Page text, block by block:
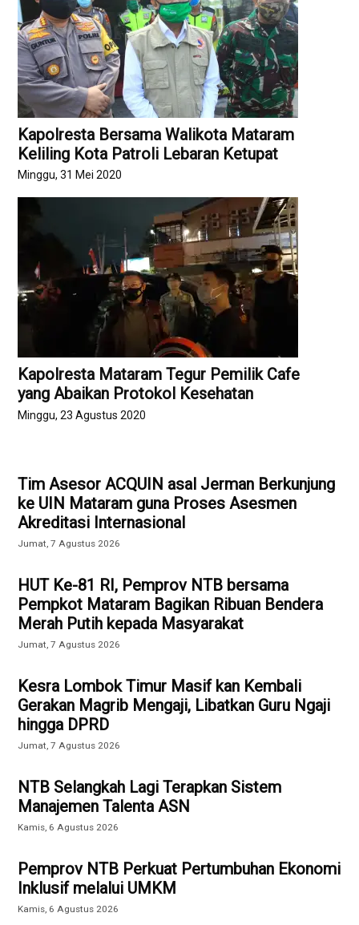
Kapolresta Bersama Walikota Mataram
Keliling Kota Patroli Lebaran Ketupat
Minggu, 31 Mei 2020
Kapolresta Mataram Tegur Pemilik Cafe
yang Abaikan Protokol Kesehatan
Minggu, 23 Agustus 2020
Tim Asesor ACQUIN asal Jerman Berkunjung
ke UIN Mataram guna Proses Asesmen
Akreditasi Internasional
Jumat, 7 Agustus 2026
HUT Ke-81 RI, Pemprov NTB bersama
Pempkot Mataram Bagikan Ribuan Bendera
Merah Putih kepada Masyarakat
Jumat, 7 Agustus 2026
Kesra Lombok Timur Masif kan Kembali
Gerakan Magrib Mengaji, Libatkan Guru Ngaji
hingga DPRD
Jumat, 7 Agustus 2026
NTB Selangkah Lagi Terapkan Sistem
Manajemen Talenta ASN
Kamis, 6 Agustus 2026
Pemprov NTB Perkuat Pertumbuhan Ekonomi
Inklusif melalui UMKM
Kamis, 6 Agustus 2026